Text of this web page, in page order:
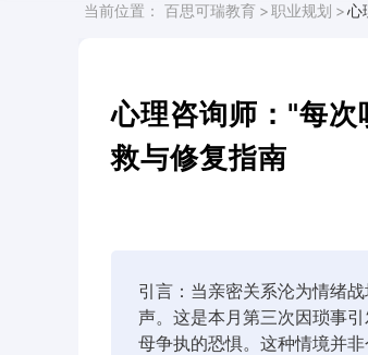
当前位置： 百思可瑞教育 >职业规划 >心
心理咨询师："每
救与修复指南
引言：当亲密关系沦为情绪
声。这是本月第三次因琐事
母争执的恐惧。这种情境并